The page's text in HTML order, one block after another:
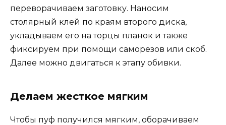
переворачиваем заготовку. Наносим
столярный клей по краям второго диска,
укладываем его на торцы планок и также
фиксируем при помощи саморезов или скоб.
Далее можно двигаться к этапу обивки.
Делаем жесткое мягким
Чтобы пуф получился мягким, оборачиваем